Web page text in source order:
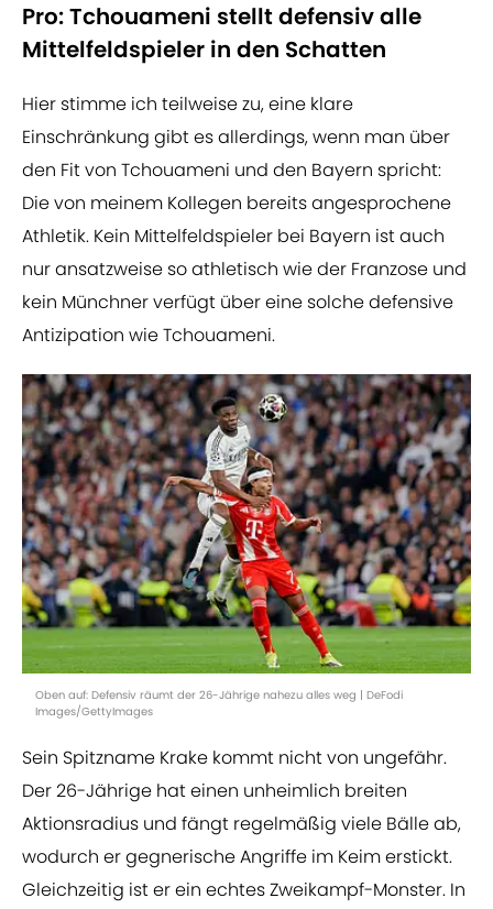
Pro: Tchouameni stellt defensiv alle
Mittelfeldspieler in den Schatten
Hier stimme ich teilweise zu, eine klare
Einschränkung gibt es allerdings, wenn man über
den Fit von Tchouameni und den Bayern spricht:
Die von meinem Kollegen bereits angesprochene
Athletik. Kein Mittelfeldspieler bei Bayern ist auch
nur ansatzweise so athletisch wie der Franzose und
kein Münchner verfügt über eine solche defensive
Antizipation wie Tchouameni.
Oben auf: Defensiv räumt der 26-Jährige nahezu alles weg | DeFodi
Images/GettyImages
Sein Spitzname Krake kommt nicht von ungefähr.
Der 26-Jährige hat einen unheimlich breiten
Aktionsradius und fängt regelmäßig viele Bälle ab,
wodurch er gegnerische Angriffe im Keim erstickt.
Gleichzeitig ist er ein echtes Zweikampf-Monster. In